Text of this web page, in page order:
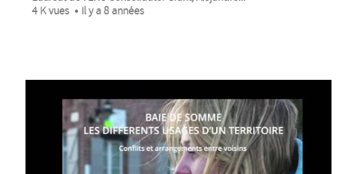
4 K vues
Il y a 8 années